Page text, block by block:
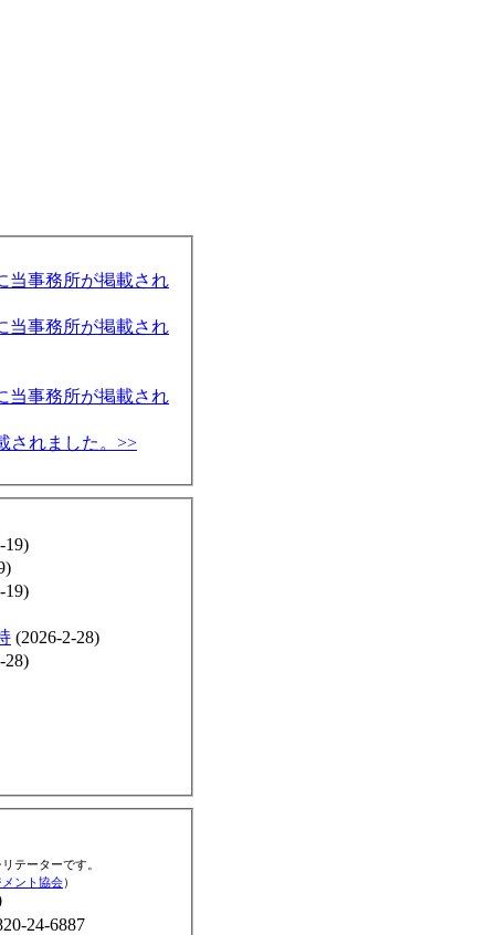
当事務所が掲載され
当事務所が掲載され
当事務所が掲載され
されました。>>
19)
19)
(2026-2-28)
28)
テーターです。
ント協会）
24-6887